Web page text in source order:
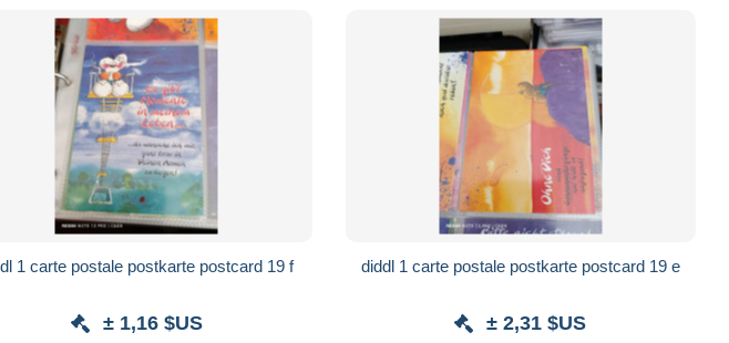
1 carte postale postkarte postcard 19 f
± 1,16 $US
diddl 1 carte postale postkarte postcard 19 e
± 2,31 $US